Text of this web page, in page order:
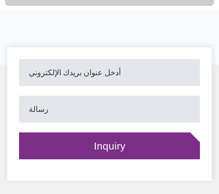
حصلت على شهادات مثل TS16949 وR90 E-mark وAMECA،